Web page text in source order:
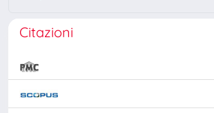
Citazioni